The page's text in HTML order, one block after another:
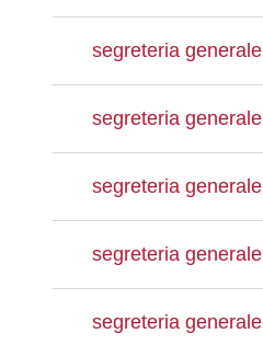
segreteria generale
segreteria generale
segreteria generale
segreteria generale
segreteria generale